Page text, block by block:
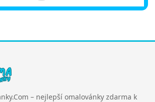
– nejlepší omalovánky zdarma k